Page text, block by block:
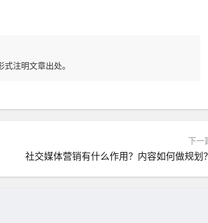
注明文章出处。
下一
社交媒体营销有什么作用？内容如何做规划